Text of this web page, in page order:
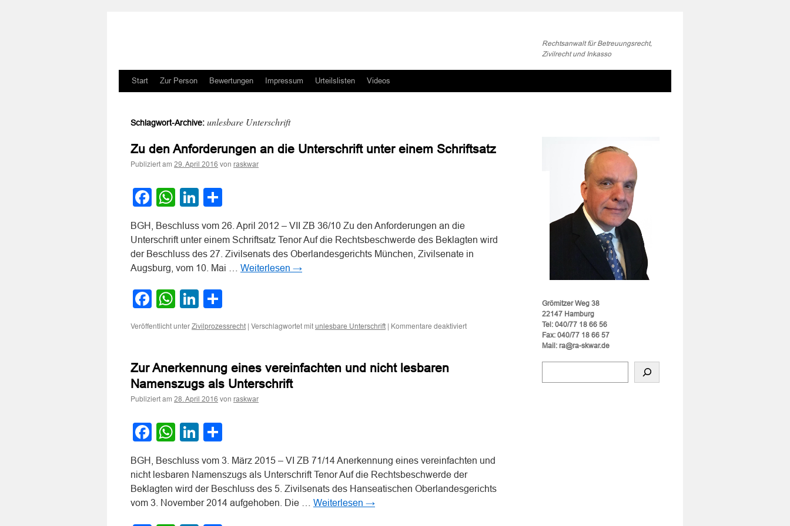
Rechtsanwalt für Betreuungsrecht,
Zivilrecht und Inkasso
Zum
springen
Start Zur Person Bewertungen Impressum Urteilslisten Videos
Schlagwort-Archive: unlesbare Unterschrift
Zu den Anforderungen an die Unterschrift unter einem Schriftsatz
Publiziert am 29. April 2016 von raskwar
Facebook
WhatsApp
LinkedIn
BGH, Beschluss vom 26. April 2012 – VII ZB 36/10 Zu den Anforderungen an die
Unterschrift unter einem Schriftsatz Tenor Auf die Rechtsbeschwerde des Beklagten wird
der Beschluss des 27. Zivilsenats des Oberlandesgerichts München, Zivilsenate in
Augsburg, vom 10. Mai … Weiterlesen →
Facebook
WhatsApp
LinkedIn
Veröffentlicht unter Zivilprozessrecht | Verschlagwortet mit unlesbare Unterschrift | Kommentare deaktiviertfür
Zur Anerkennung eines vereinfachten und nicht lesbaren
Namenszugs als Unterschrift
Publiziert am 28. April 2016 von raskwar
Facebook
WhatsApp
LinkedIn
BGH, Beschluss vom 3. März 2015 – VI ZB 71/14 Anerkennung eines vereinfachten und
nicht lesbaren Namenszugs als Unterschrift Tenor Auf die Rechtsbeschwerde der
Beklagten wird der Beschluss des 5. Zivilsenats des Hanseatischen Oberlandesgerichts
vom 3. November 2014 aufgehoben. Die … Weiterlesen →
Grömitzer Weg 38
22147 Hamburg
Tel: 040/77 18 66 56
Fax: 040/77 18 66 57
Mail: ra@ra-skwar.de